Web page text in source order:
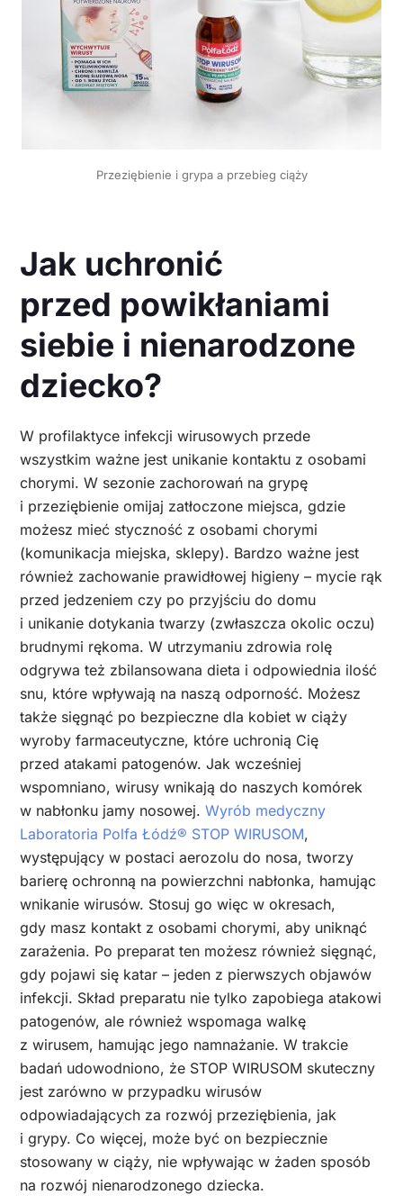
Przeziębienie i grypa a przebieg ciąży
Jak uchronić
przed powikłaniami
siebie i nienarodzone
dziecko?
W profilaktyce infekcji wirusowych przede
wszystkim ważne jest unikanie kontaktu z osobami
chorymi. W sezonie zachorowań na grypę
i przeziębienie omijaj zatłoczone miejsca, gdzie
możesz mieć styczność z osobami chorymi
(komunikacja miejska, sklepy). Bardzo ważne jest
również zachowanie prawidłowej higieny – mycie rąk
przed jedzeniem czy po przyjściu do domu
i unikanie dotykania twarzy (zwłaszcza okolic oczu)
brudnymi rękoma. W utrzymaniu zdrowia rolę
odgrywa też zbilansowana dieta i odpowiednia ilość
snu, które wpływają na naszą odporność. Możesz
także sięgnąć po bezpieczne dla kobiet w ciąży
wyroby farmaceutyczne, które uchronią Cię
przed atakami patogenów. Jak wcześniej
wspomniano, wirusy wnikają do naszych komórek
w nabłonku jamy nosowej. Wyrób medyczny
Laboratoria Polfa Łódź® STOP WIRUSOM,
występujący w postaci aerozolu do nosa, tworzy
barierę ochronną na powierzchni nabłonka, hamując
wnikanie wirusów. Stosuj go więc w okresach,
gdy masz kontakt z osobami chorymi, aby uniknąć
zarażenia. Po preparat ten możesz również sięgnąć,
gdy pojawi się katar – jeden z pierwszych objawów
infekcji. Skład preparatu nie tylko zapobiega atakowi
patogenów, ale również wspomaga walkę
z wirusem, hamując jego namnażanie. W trakcie
badań udowodniono, że STOP WIRUSOM skuteczny
jest zarówno w przypadku wirusów
odpowiadających za rozwój przeziębienia, jak
i grypy. Co więcej, może być on bezpiecznie
stosowany w ciąży, nie wpływając w żaden sposób
na rozwój nienarodzonego dziecka.